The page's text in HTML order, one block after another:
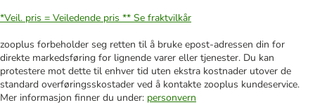
*Veil. pris = Veiledende pris ** Se fraktvilkår
zooplus forbeholder seg retten til å bruke epost-adressen din for
direkte markedsføring for lignende varer eller tjenester. Du kan
protestere mot dette til enhver tid uten ekstra kostnader utover de
standard overføringsskostader ved å kontakte zooplus kundeservice.
Mer informasjon finner du under: personvern